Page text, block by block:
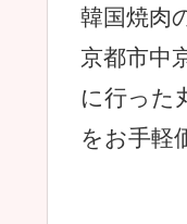
韓国焼肉
京都市中
に行った
をお手軽